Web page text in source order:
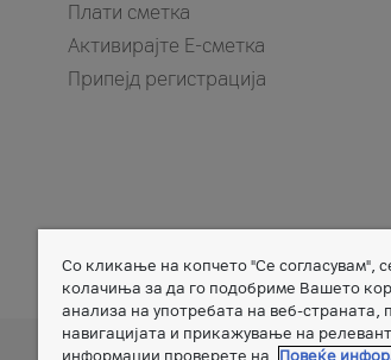
Плати сметка
Активирајте Е-сметка
Припејд регистрација
Member of
Со кликање на копчето "Се согласувам",
колачиња за да го подобриме Вашето
анализа на употребата на веб-страната,
навигацијата и прикажување на
информации проверете на
Повеќе